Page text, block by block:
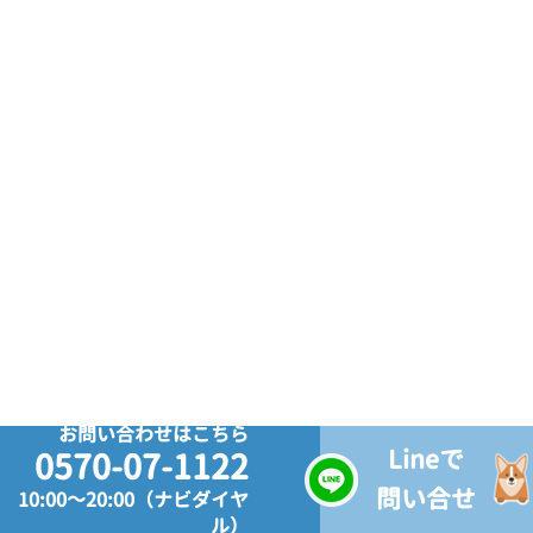
お問い合わせはこちら
0570-07-1122
10:00～20:00（ナビダイヤ
ル）
Lineで
問い合せ